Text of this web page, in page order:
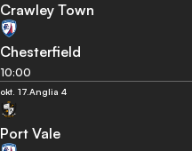
Crawley Town
Chesterfield
10:00
okt. 17. Anglia 4
Port Vale